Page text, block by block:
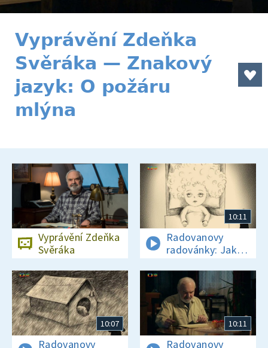
Vyprávění Zdeňka
Svěráka — Znakový
jazyk: O požáru
mlýna
Vyprávění Zdeňka
Svěráka
10:11
Radovanovy
radovánky: Jak
se Radovan
naučil hvízdat
10:07
Radovanovy
10:11
Radovanovy